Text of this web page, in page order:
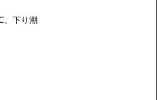
、下り潮